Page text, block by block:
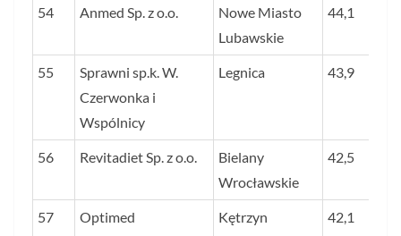
54 Anmed Sp. z o.o.
Nowe Miasto
Lubawskie
44,1
55
Sprawni sp.k. W.
Czerwonka i
Wspólnicy
Legnica 43,9
56 Revitadiet Sp. z o.o.
Bielany
Wrocławskie
42,5
57
Optimed
Kętrzyn 42,1